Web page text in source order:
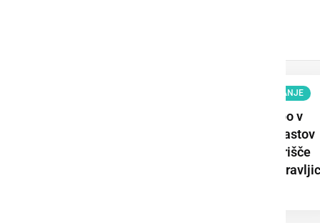
KULTURA IN IZOBRAŽEVANJE
Ljutomerski park bo v
senci mogočnih hrastov
znova postal prizorišče
poletnih otroških pravljic